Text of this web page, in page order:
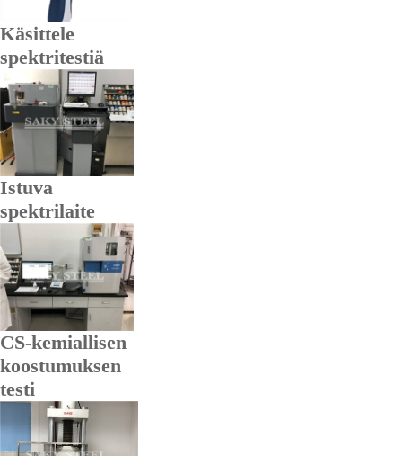
Käsittele
spektritestiä
Istuva
spektrilaite
CS-kemiallisen
koostumuksen
testi